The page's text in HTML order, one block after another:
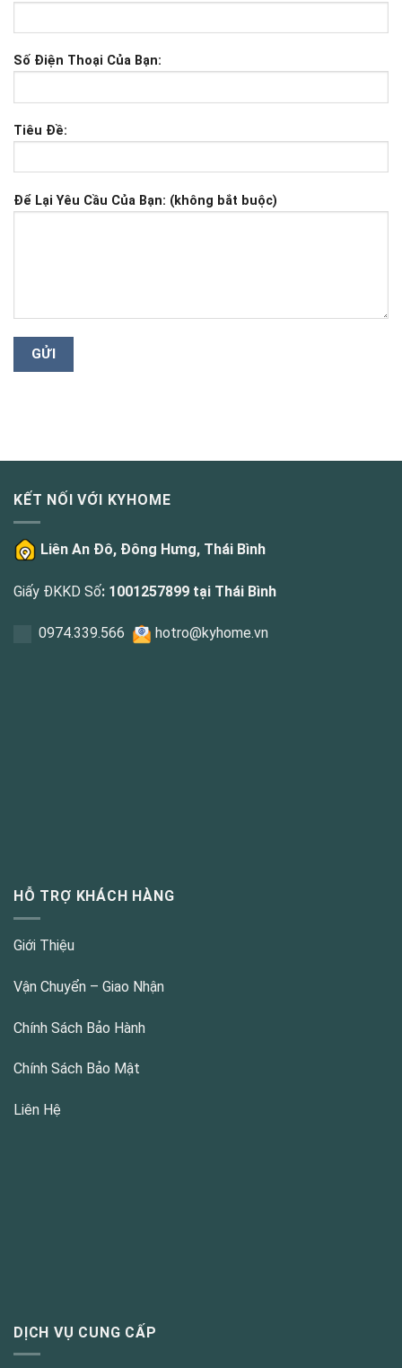
Số Điện Thoại Của Bạn:
Tiêu Đề:
Để Lại Yêu Cầu Của Bạn: (không bắt buộc)
KẾT NỐI VỚI KYHOME
Liên An Đô, Đông Hưng, Thái Bình
Giấy ĐKKD Số: 1001257899 tại Thái Bình
0974.339.566 hotro@kyhome.vn
HỖ TRỢ KHÁCH HÀNG
Giới Thiệu
Vận Chuyển – Giao Nhận
Chính Sách Bảo Hành
Chính Sách Bảo Mật
Liên Hệ
DỊCH VỤ CUNG CẤP